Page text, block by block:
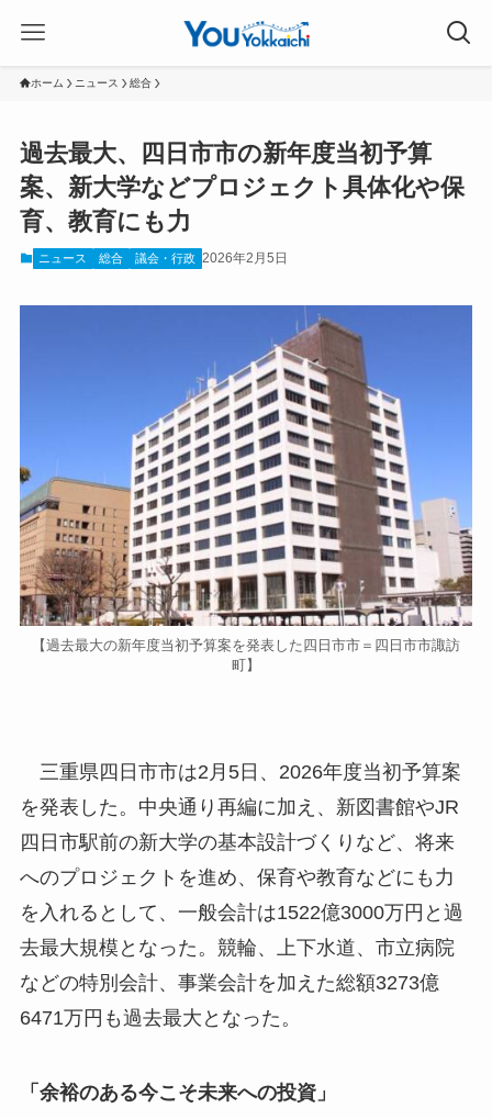
ホーム ニュース 総合
過去最大、四日市市の新年度当初予算
案、新大学などプロジェクト具体化や保
育、教育にも力
ニュース 総合 議会・行政 2026年2月5日
【過去最大の新年度当初予算案を発表した四日市市＝四日市市諏訪
町】
三重県四日市市は2月5日、2026年度当初予算案
を発表した。中央通り再編に加え、新図書館やJR
四日市駅前の新大学の基本設計づくりなど、将来
へのプロジェクトを進め、保育や教育などにも力
を入れるとして、一般会計は1522億3000万円と過
去最大規模となった。競輪、上下水道、市立病院
などの特別会計、事業会計を加えた総額3273億
6471万円も過去最大となった。
「余裕のある今こそ未来への投資」